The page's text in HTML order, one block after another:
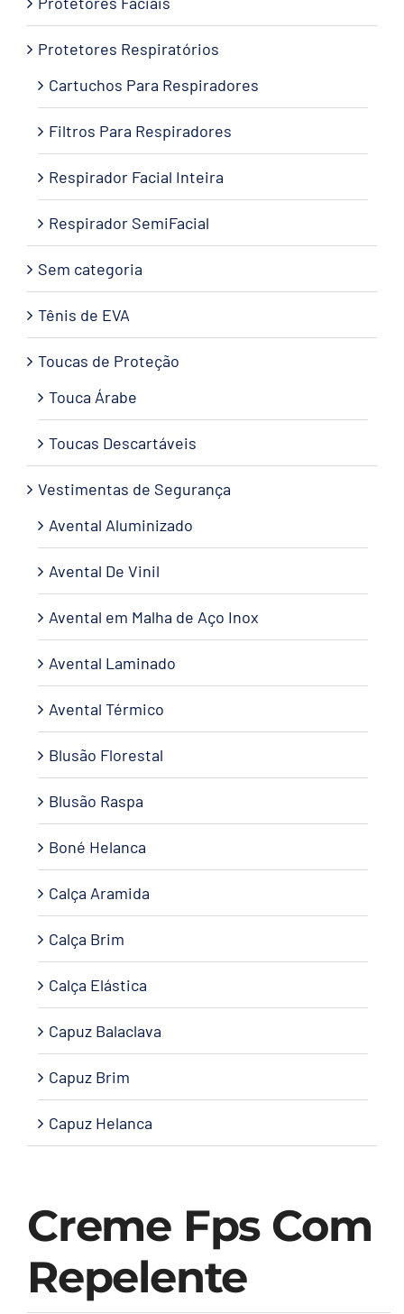
Creme Fps Com
Repelente
Protetores Respiratórios
Cartuchos Para Respiradores
Filtros Para Respiradores
Respirador Facial Inteira
Respirador SemiFacial
Sem categoria
Tênis de EVA
Toucas de Proteção
Touca Árabe
Toucas Descartáveis
Vestimentas de Segurança
Avental Aluminizado
Avental De Vinil
Avental em Malha de Aço Inox
Avental Laminado
Avental Térmico
Blusão Florestal
Blusão Raspa
Boné Helanca
Calça Aramida
Calça Brim
Calça Elástica
Capuz Balaclava
Capuz Brim
Capuz Helanca